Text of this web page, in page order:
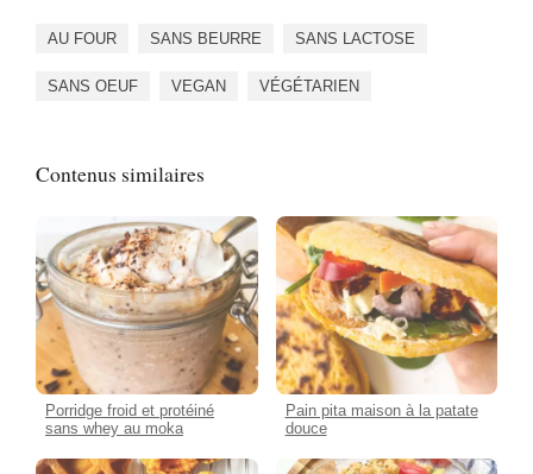
AU FOUR SANS BEURRE SANS LACTOSE
SANS OEUF VEGAN VÉGÉTARIEN
Contenus similaires
Porridge froid et protéiné
sans whey au moka
Pain pita maison à la patate
douce